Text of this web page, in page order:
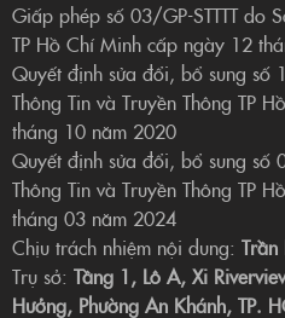
Giấp phép số 03/GP-STTTT do
TP Hồ Chí Minh cấp ngày 12
Quyết định sửa đổi, bổ sung số
Thông Tin và Truyền Thông TP
tháng 10 năm 2020
Quyết định sửa đổi, bổ sung số
Thông Tin và Truyền Thông TP
tháng 03 năm 2024
Chịu trách nhiệm nội dung: Trần
Trụ sở: Tầng 1, Lô A, Xi
Hưởng, Phường An Khánh, TP.